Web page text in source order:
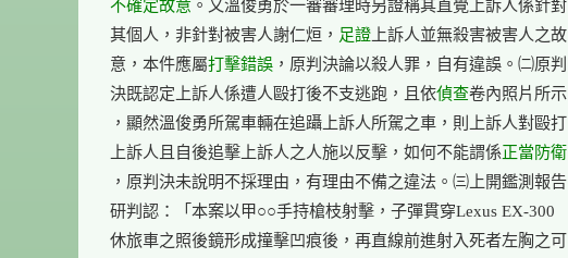
不確定故意。又溫俊勇於一審審理時另證稱其直覺上訴人係針對
其個人，非針對被害人謝仁烜， 足證上訴人並無殺害被害人之故
意，本件應屬打擊錯誤，原判決論以殺人罪，自有違誤。㈡原判
決既認定上訴人係遭人毆打後不支逃跑，且依偵查卷內照片所示
，顯然溫俊勇所駕車輛在追躡上訴人所駕之車，則上訴人對毆打
上訴人且自後追擊上訴人之人施以反擊，如何不能謂係正當防衛
，原判決未說明不採理由，有理由不備之違法。㈢上開鑑測報告
研判認：「本案以甲○○手持槍枝射擊，子彈貫穿Lexus EX-300
休旅車之照後鏡形成撞擊凹痕後，再直線前進射入死者左胸之可